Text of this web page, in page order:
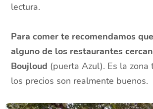
lectura.
Para comer te recomendamos
alguno de los restaurantes
Boujloud (puerta Azul). Es la zona
los precios son realmente buenos.